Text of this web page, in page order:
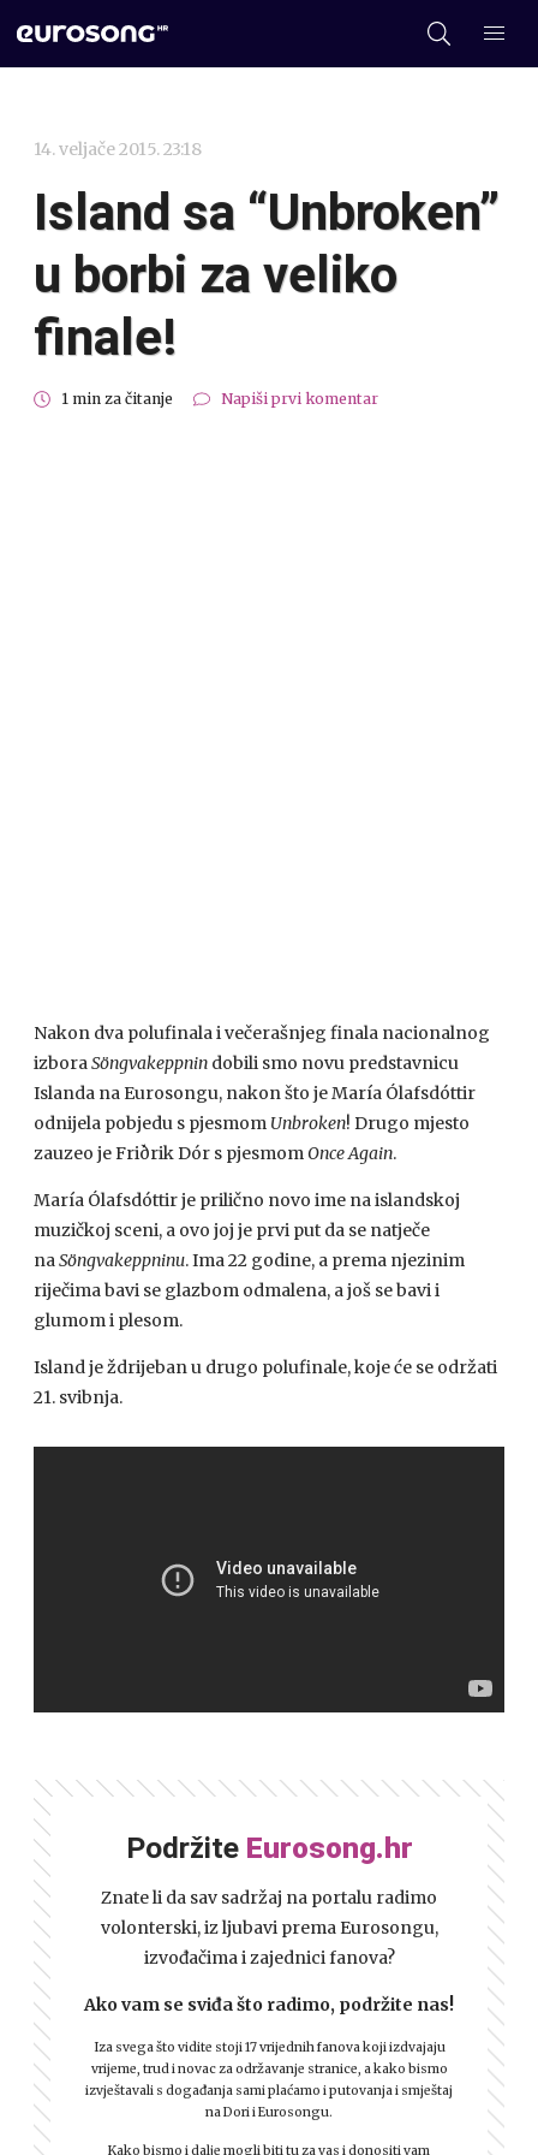
14. veljače 2015. 23:18
Island sa “Unbroken”
u borbi za veliko
finale!
1 min za čitanje Napiši prvi komentar
Nakon dva polufinala i večerašnjeg finala nacionalnog
izboraSöngvakeppnin dobili smo novu predstavnicu
Islanda na Eurosongu, nakon što je María Ólafsdóttir
odnijela pobjedu s pjesmom Unbroken! Drugo mjesto
zauzeo je Friðrik Dór s pjesmomOnce Again.
María Ólafsdóttir je prilično novo ime na islandskoj
muzičkoj sceni, a ovo joj je prvi put da se natječe
naSöngvakeppninu. Ima 22 godine, a prema njezinim
riječima bavi se glazbom odmalena, a još se bavi i
glumom i plesom.
Island je ždrijeban u drugo polufinale, koje će se održati
21. svibnja.
Podržite Eurosong.hr
Znate li da sav sadržaj na portalu radimo
volonterski, iz ljubavi prema Eurosongu,
izvođačima i zajednici fanova?
Ako vam se sviđa što radimo, podržite nas!
Iza svega što vidite stoji 17 vrijednih fanova koji izdvajaju
vrijeme, trud i novac za održavanje stranice, a kako bismo
izvještavali s događanja sami plaćamo i putovanja i smještaj
na Dori i Eurosongu.
Kako bismo i dalje mogli biti tu za vas i donositi vam